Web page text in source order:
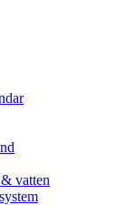
vatten